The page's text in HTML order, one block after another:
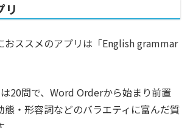
リ
おススメのアプリは「English grammar
20問で、Word Orderから始まり前置
態・形容詞などのバラエティに富んだ質